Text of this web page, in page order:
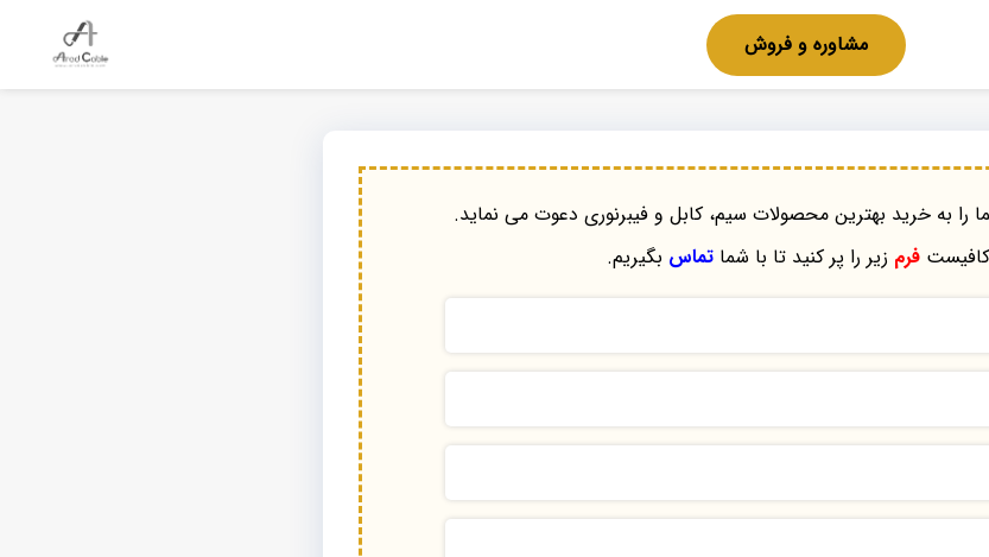
مشاوره و فروش
را به خرید بهترین محصولات سیم، کابل و فیبرنوری دعوت می نماید.
کافیستفرم زیر را پر کنید تا با شماتماس بگیریم.